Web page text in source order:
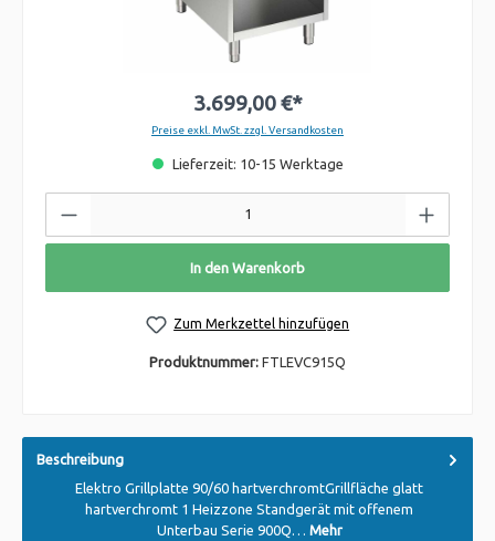
3.699,00 €*
Preise exkl. MwSt. zzgl. Versandkosten
Lieferzeit: 10-15 Werktage
In den Warenkorb
Zum Merkzettel hinzufügen
Produktnummer: FTLEVC915Q
Beschreibung
Elektro Grillplatte 90/60 hartverchromtGrillfläche glatt
hartverchromt 1 Heizzone Standgerät mit offenem
Unterbau Serie 900Q… Mehr